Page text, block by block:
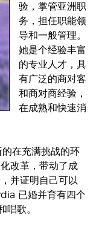
验，掌管亚洲职
务，担任职能领
导和一般管理。
她是个经验丰富
的专业人才，具
有广泛的商对客
和商对商经验，
在成熟和快速消
在充满挑战的环
改革，带动了成
并证明自己可以
已婚并育有四个
唱歌。